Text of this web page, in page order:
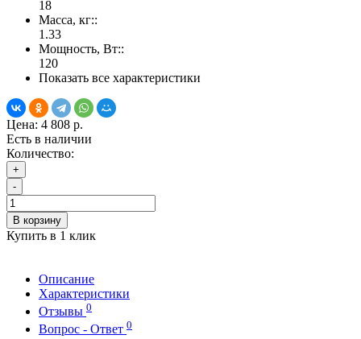
18
Масса, кг::
1.33
Мощность, Вт::
120
Показать все характеристики
Цена: 4 808 р.
Есть в наличии
Количество:
+
-
В корзину
Купить в 1 клик
Описание
Характеристики
Отзывы 0
Вопрос - Ответ 0